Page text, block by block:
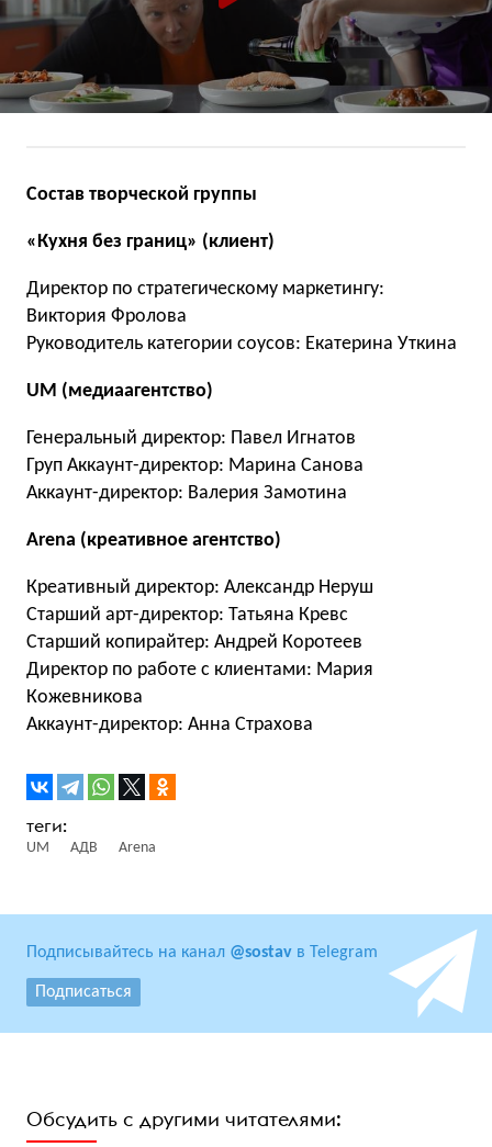
Состав творческой группы
«Кухня без границ» (клиент)
Директор по стратегическому маркетингу:
Виктория Фролова
Руководитель категории соусов: Екатерина Уткина
UM (медиаагентство)
Генеральный директор: Павел Игнатов
Груп Аккаунт-директор: Марина Санова
Аккаунт-директор: Валерия Замотина
Arena (креативное агентство)
Креативный директор: Александр Неруш
Старший арт-директор: Татьяна Кревс
Старший копирайтер: Андрей Коротеев
Директор по работе с клиентами: Мария
Кожевникова
Аккаунт-директор: Анна Страхова
UM АДВ Arena
Подписывайтесь на канал @sostav в Telegram
Подписаться
Обсудить с другими читателями: